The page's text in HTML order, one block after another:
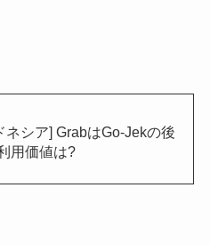
ネシア] GrabはGo-Jekの後
用価値は?